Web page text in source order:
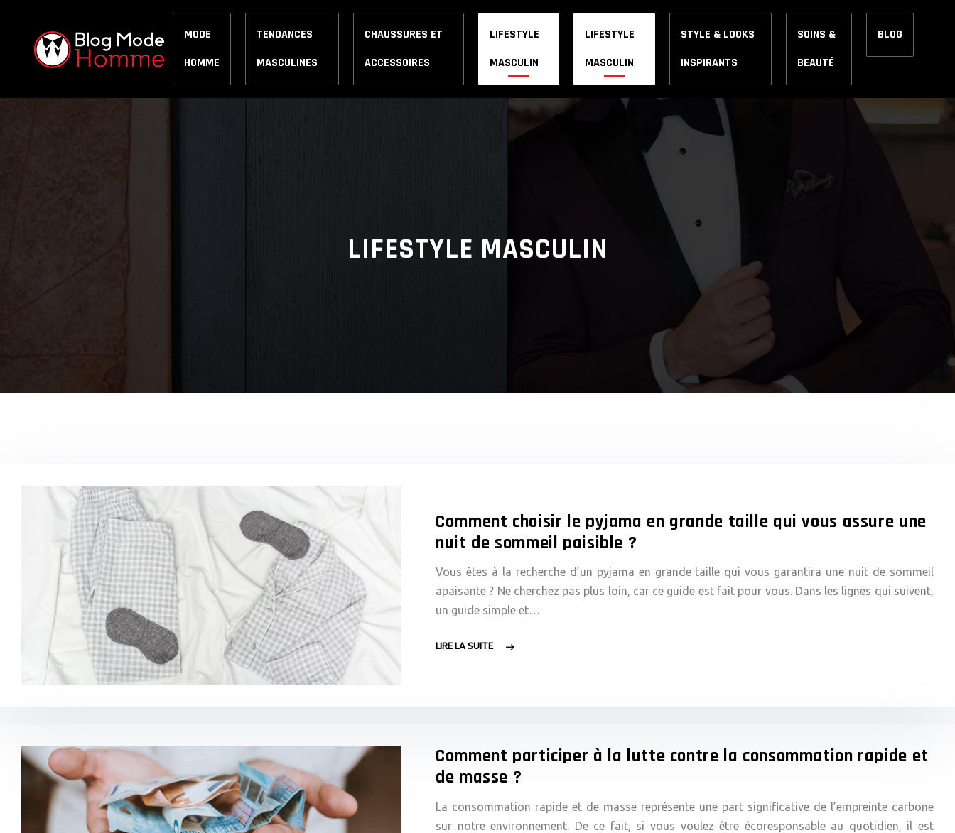
MODE
HOMME
TENDANCES
MASCULINES
CHAUSSURES ET
ACCESSOIRES
LIFESTYLE
MASCULIN
LIFESTYLE
MASCULIN
STYLE & LOOKS
INSPIRANTS
SOINS &
BEAUTÉ
BLOG
LIFESTYLE MASCULIN
Comment choisir le pyjama en grande taille qui vous assure une
nuit de sommeil paisible ?
Vous êtes à la recherche d’un pyjama en grande taille qui vous garantira une nuit de sommeil
apaisante ? Ne cherchez pas plus loin, car ce guide est fait pour vous. Dans les lignes qui suivent,
un guide simple et…
LIRE LA SUITE
Comment participer à la lutte contre la consommation rapide et
de masse ?
La consommation rapide et de masse représente une part significative de l’empreinte carbone
sur notre environnement. De ce fait, si vous voulez être écoresponsable au quotidien, il est